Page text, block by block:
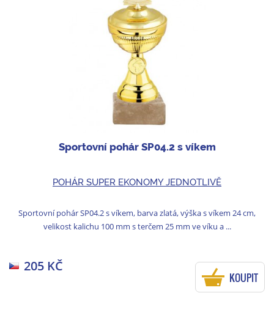
Sportovní pohár SP04.2 s víkem
POHÁR SUPER EKONOMY JEDNOTLIVĚ
Sportovní pohár SP04.2 s víkem, barva zlatá, výška s víkem 24 cm,
velikost kalichu 100 mm s terčem 25 mm ve víku a ...
205 KČ
KOUPIT